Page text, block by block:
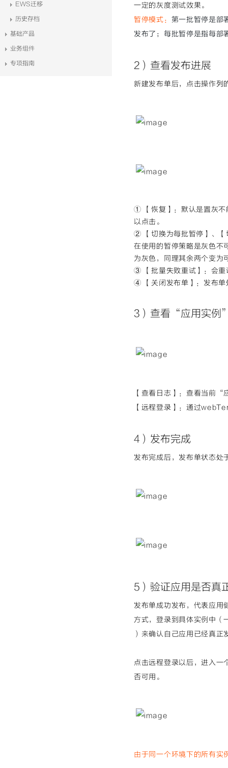
EWS迁移
历史存档
基础产品
业务组件
专项指南
一定的灰度测试效果。
暂停模式： 第一批暂停是部
发布了；每批暂停是指每部
2）查看发布进展
新建发布单后，点击操作列
① 【恢复】：默认是置灰不
以点击。
② 【切换为每批暂停】、【
在使用的暂停策略是灰色不
为灰色，同理其余两个变为
③ 【批量失败重试】：会重
④ 【关闭发布单】：发布单
3）查看“应用实例
【查看日志】：查看当前
【远程登录】：通过
4）发布完成
发布完成后，发布单状态
5）验证应用是否真
发布单成功发布，代表应用
方式，登录到具体实例中
）来确认自己应用已经真正
点击远程登录以后，进入
否可用。
由于同一个环境下的所有实